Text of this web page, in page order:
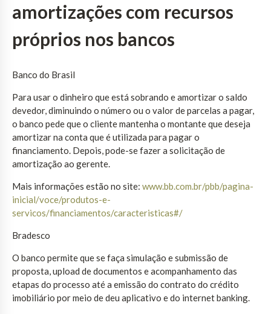
amortizações com recursos
próprios nos bancos
Banco do Brasil
Para usar o dinheiro que está sobrando e amortizar o saldo
devedor, diminuindo o número ou o valor de parcelas a pagar,
o banco pede que o cliente mantenha o montante que deseja
amortizar na conta que é utilizada para pagar o
financiamento. Depois, pode-se fazer a solicitação de
amortização ao gerente.
Mais informações estão no site: www.bb.com.br/pbb/pagina-
inicial/voce/produtos-e-
servicos/financiamentos/caracteristicas#/
Bradesco
O banco permite que se faça simulação e submissão de
proposta, upload de documentos e acompanhamento das
etapas do processo até a emissão do contrato do crédito
imobiliário por meio de deu aplicativo e do internet banking.